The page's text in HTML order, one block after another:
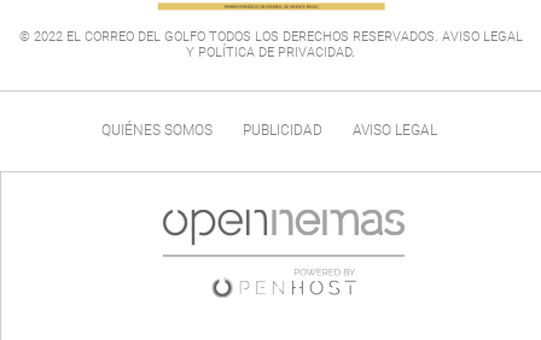
© 2022 EL CORREO DEL GOLFO TODOS LOS DERECHOS RESERVADOS. AVISO LEGAL
Y POLÍTICA DE PRIVACIDAD.
QUIÉNES SOMOS PUBLICIDAD AVISO LEGAL